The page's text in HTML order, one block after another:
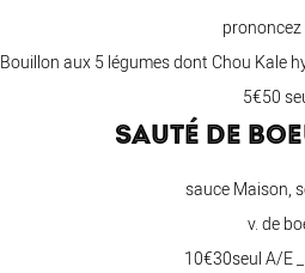
prononcez
Bouillon aux 5 légumes dont Chou Kale
5€50
SAUTÉ DE
sauce Maison,
v. de
10€30seul A/E